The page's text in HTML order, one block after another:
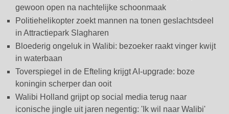
gewoon open na nachtelijke schoonmaak
Politiehelikopter zoekt mannen na tonen geslachtsdeel
in Attractiepark Slagharen
Bloederig ongeluk in Walibi: bezoeker raakt vinger kwijt
in waterbaan
Toverspiegel in de Efteling krijgt AI-upgrade: boze
koningin scherper dan ooit
Walibi Holland grijpt op social media terug naar
iconische jingle uit jaren negentig: 'Ik wil naar Walibi'